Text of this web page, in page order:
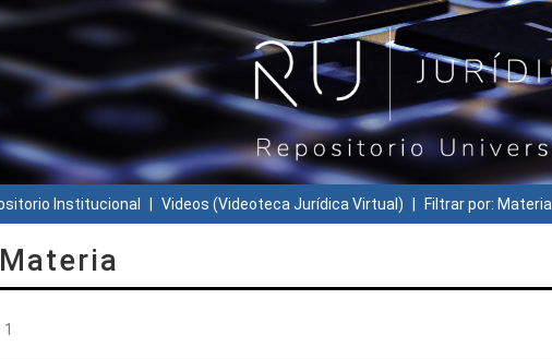
Institucional Videos (Videoteca Jurídica Virtual) Filtrar por: Materia